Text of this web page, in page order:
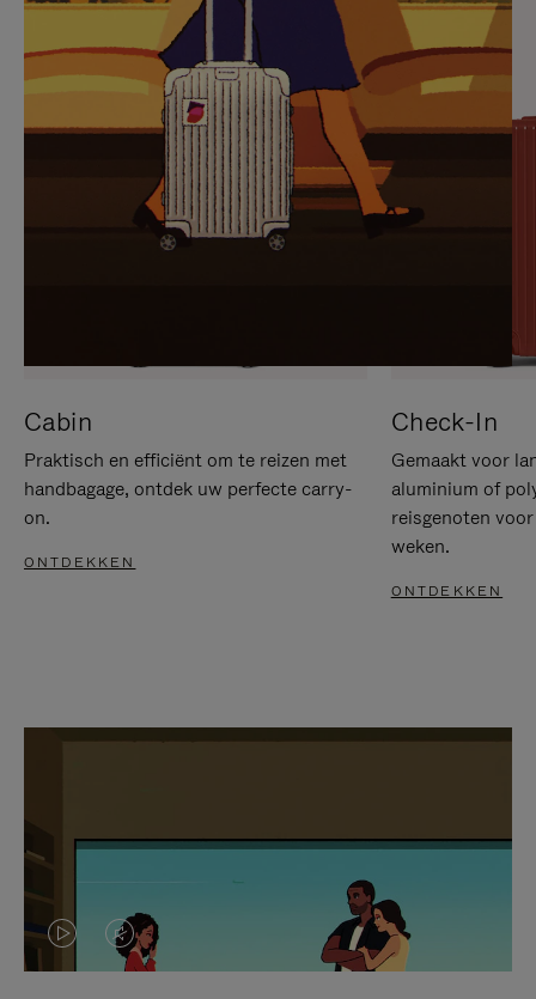
TE
PAUZEREN
DRUK
HIER
OM
HET
DEMPEN
OP
Cabin
Praktisch en efficiënt om te reizen met
handbagage, ontdek uw perfecte carry-
on.
ONTDEKKEN
Check-In
Gemaakt voor
aluminium of
reisgenoten
weken.
ONTDEKKEN
VIDEO
HET